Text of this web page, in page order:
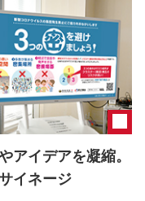
アイデアを凝縮。
イネージ